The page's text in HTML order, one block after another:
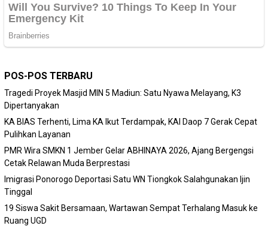
POS-POS TERBARU
Tragedi Proyek Masjid MIN 5 Madiun: Satu Nyawa Melayang, K3
Dipertanyakan
KA BIAS Terhenti, Lima KA Ikut Terdampak, KAI Daop 7 Gerak Cepat
Pulihkan Layanan
PMR Wira SMKN 1 Jember Gelar ABHINAYA 2026, Ajang Bergengsi
Cetak Relawan Muda Berprestasi
Imigrasi Ponorogo Deportasi Satu WN Tiongkok Salahgunakan Ijin
Tinggal
19 Siswa Sakit Bersamaan, Wartawan Sempat Terhalang Masuk ke
Ruang UGD